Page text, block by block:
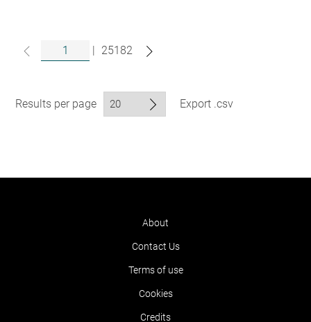
| 25182
Results per page Export .csv
About
Contact Us
Terms of use
Cookies
Credits